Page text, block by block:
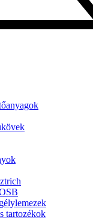
tartozékok